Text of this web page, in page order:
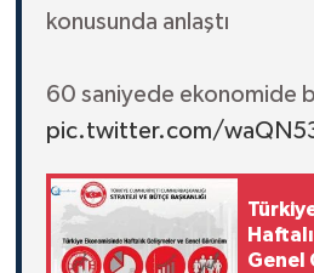
konusunda anlaştı
60 saniyede ekonomide
pic.twitter.com/
Genel